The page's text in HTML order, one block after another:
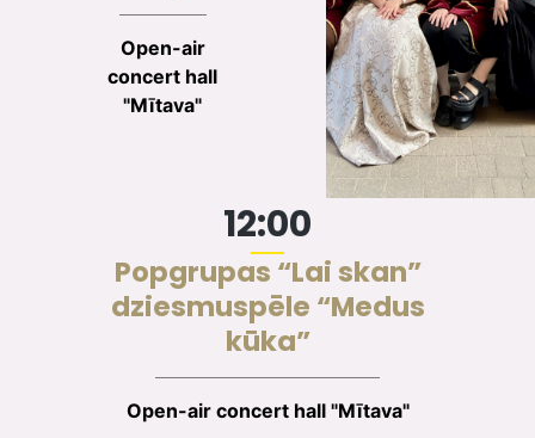
Open-air
concert hall
"Mītava"
12:00
Popgrupas “Lai skan”
dziesmuspēle “Medus
kūka”
Open-air concert hall "Mītava"